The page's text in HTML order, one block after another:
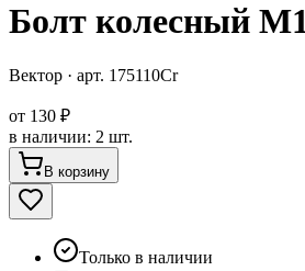
Болт колесный
Вектор · арт. 175110Cr
от 130 ₽
в наличии: 2 шт.
В корзину
Только в наличии